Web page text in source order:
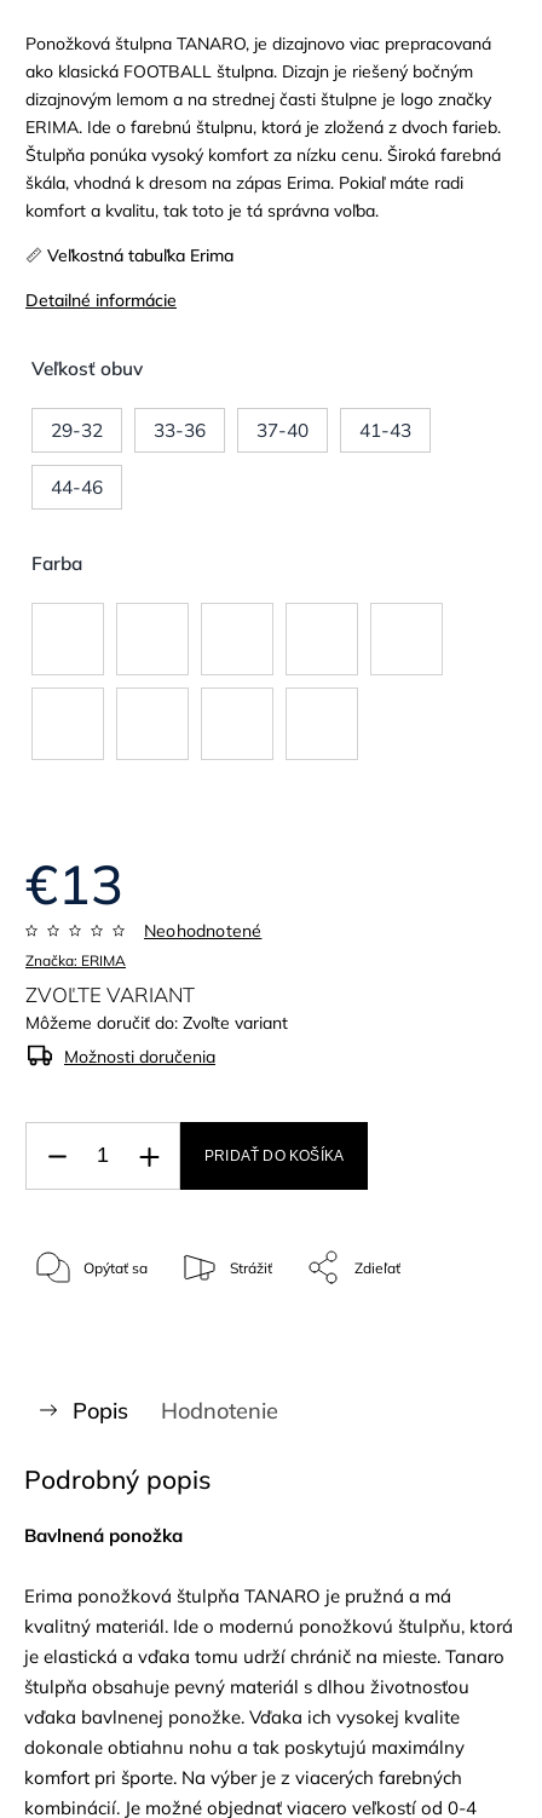
Ponožková štulpna TANARO, je dizajnovo viac prepracovaná
ako klasická FOOTBALL štulpna. Dizajn je riešený bočným
dizajnovým lemom a na strednej časti štulpne je logo značky
ERIMA. Ide o farebnú štulpnu, ktorá je zložená z dvoch farieb.
Štulpňa ponúka vysoký komfort za nízku cenu. Široká farebná
škála, vhodná k dresom na zápas Erima. Pokiaľ máte radi
komfort a kvalitu, tak toto je tá správna voľba.
📏 Veľkostná tabuľka Erima
Detailné informácie
Veľkosť obuv
29-32 33-36 37-40 41-43
44-46
Farba
Značka: ERIMA
Neohodnotené
€13
ZVOĽTE VARIANT
Môžeme doručiť do: Zvoľte variant
Možnosti doručenia
PRIDAŤ DO KOŠÍKA
Opýtať sa Strážiť Zdieľať
Popis Hodnotenie
Podrobný popis
Bavlnená ponožka
Erima ponožková štulpňa TANARO je pružná a má
kvalitný materiál. Ide o modernú ponožkovú štulpňu, ktorá
je elastická a vďaka tomu udrží chránič na mieste. Tanaro
štulpňa obsahuje pevný materiál s dlhou životnosťou
vďaka bavlnenej ponožke. Vďaka ich vysokej kvalite
dokonale obtiahnu nohu a tak poskytujú maximálny
komfort pri športe. Na výber je z viacerých farebných
kombinácií. Je možné objednať viacero veľkostí od 0-4